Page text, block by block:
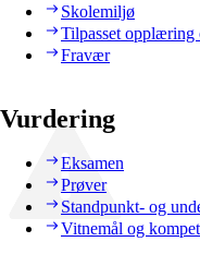
Skolemiljø
Tilpasset
Fravær
Vurdering
Eksamen
Prøver
Standpunkt- og
Vitnemål og